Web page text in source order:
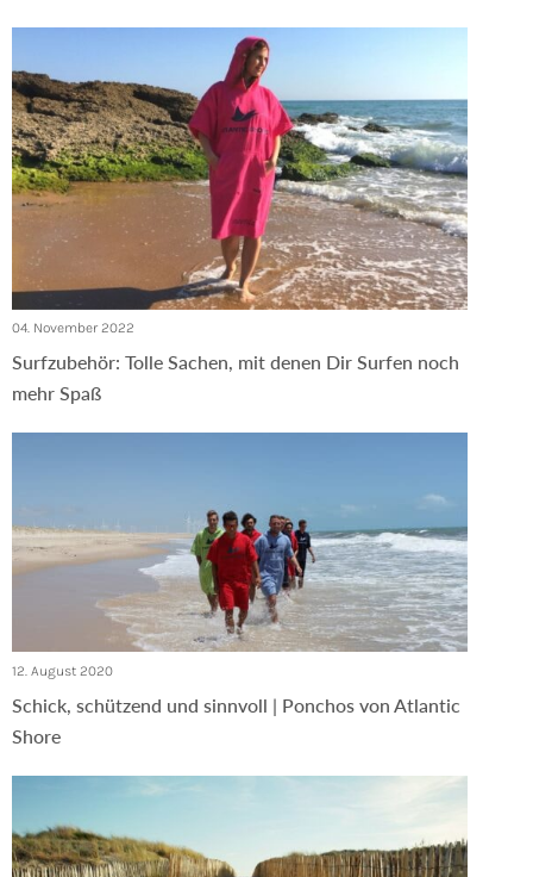
04. November 2022
Surfzubehör: Tolle Sachen, mit denen Dir Surfen noch
mehr Spaß
12. August 2020
Schick, schützend und sinnvoll | Ponchos von Atlantic
Shore